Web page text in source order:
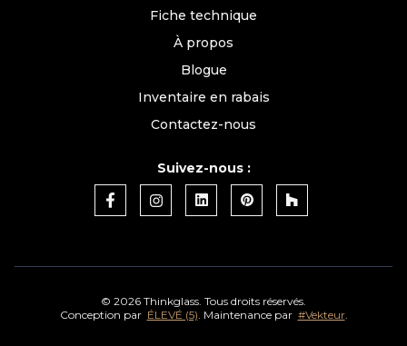
Fiche technique
À propos
Blogue
Inventaire en rabais
Contactez-nous
Suivez-nous :
© 2026 Thinkglass. Tous droits réservés.
Conception par ÉLEVÉ (5). Maintenance par #Vekteur.